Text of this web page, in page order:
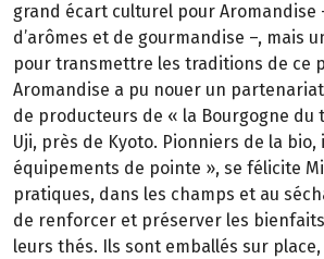
grand écart culturel pour Aromandise
d’arômes et de gourmandise –, mais
pour transmettre les traditions de ce
Aromandise a pu nouer un
de producteurs de « la Bourgogne du
Uji, près de Kyoto. Pionniers de la bio,
équipements de pointe », se félicite
pratiques, dans les champs et au
de renforcer et préserver les
leurs thés. Ils sont emballés sur